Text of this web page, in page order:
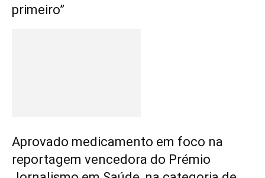
primeiro”
Aprovado medicamento em foco na
reportagem vencedora do Prémio